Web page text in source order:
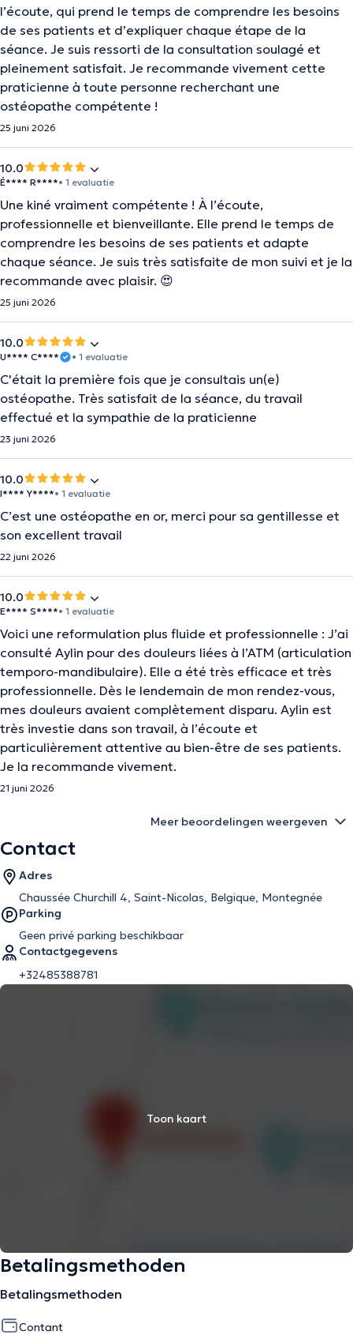
l’écoute, qui prend le temps de comprendre les besoins
de ses patients et d’expliquer chaque étape de la
séance. Je suis ressorti de la consultation soulagé et
pleinement satisfait. Je recommande vivement cette
praticienne à toute personne recherchant une
ostéopathe compétente !
25 juni 2026
10.0
É**** R****• 1 evaluatie
Une kiné vraiment compétente ! À l’écoute,
professionnelle et bienveillante. Elle prend le temps de
comprendre les besoins de ses patients et adapte
chaque séance. Je suis très satisfaite de mon suivi et je la
recommande avec plaisir. 😍
25 juni 2026
10.0
U**** C**** • 1 evaluatie
C'était la première fois que je consultais un(e)
ostéopathe. Très satisfait de la séance, du travail
effectué et la sympathie de la praticienne
23 juni 2026
10.0
I**** Y****• 1 evaluatie
C’est une ostéopathe en or, merci pour sa gentillesse et
son excellent travail
22 juni 2026
10.0
E**** S****• 1 evaluatie
Voici une reformulation plus fluide et professionnelle : J’ai
consulté Aylin pour des douleurs liées à l’ATM (articulation
temporo-mandibulaire). Elle a été très efficace et très
professionnelle. Dès le lendemain de mon rendez-vous,
mes douleurs avaient complètement disparu. Aylin est
très investie dans son travail, à l’écoute et
particulièrement attentive au bien-être de ses patients.
Je la recommande vivement.
21 juni 2026
Meer beoordelingen weergeven
Contact
Adres
Chaussée Churchill 4, Saint-Nicolas, Belgique, Montegnée
Parking
Geen privé parking beschikbaar
Contactgegevens
+32485388781
Toon kaart
Betalingsmethoden
Betalingsmethoden
Contant